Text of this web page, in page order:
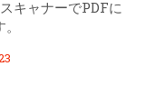
キャナーでPDFに